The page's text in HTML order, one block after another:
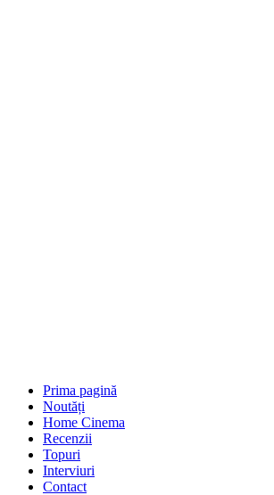
Prima pagină
Noutăți
Home Cinema
Recenzii
Topuri
Interviuri
Contact